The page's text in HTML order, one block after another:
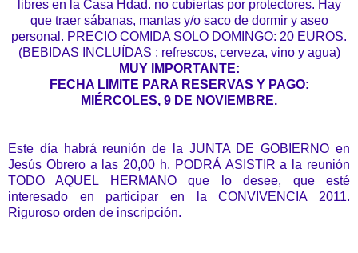
libres en la Casa Hdad. no cubiertas por protectores. Hay
que traer sábanas, mantas y/o saco de dormir y aseo
personal. PRECIO COMIDA SOLO DOMINGO: 20 EUROS.
(BEBIDAS INCLUÍDAS : refrescos, cerveza, vino y agua)
MUY IMPORTANTE:
FECHA LIMITE PARA RESERVAS Y PAGO:
MIÉRCOLES, 9 DE NOVIEMBRE.
Este día habrá reunión de la JUNTA DE GOBIERNO en
Jesús Obrero a las 20,00 h. PODRÁ ASISTIR a la reunión
TODO AQUEL HERMANO que lo desee, que esté
interesado en participar en la CONVIVENCIA 2011.
Riguroso orden de inscripción.